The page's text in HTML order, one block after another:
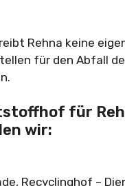
Rehna keine
für den Abfall
für
wir:
Recyclinghof –